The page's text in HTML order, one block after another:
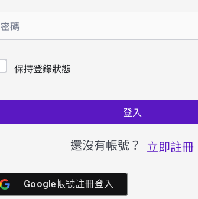
保持登錄狀態
登入
還沒有帳號？ 立即註冊
Google帳號註冊登入